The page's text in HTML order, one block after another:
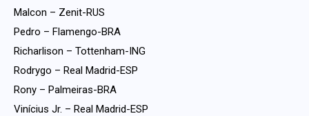
Malcon – Zenit-RUS
Pedro – Flamengo-BRA
Richarlison – Tottenham-ING
Rodrygo – Real Madrid-ESP
Rony – Palmeiras-BRA
Vinícius Jr. – Real Madrid-ESP